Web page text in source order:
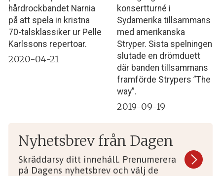
hårdrockbandet Narnia
på att spela in kristna
70-talsklassiker ur Pelle
Karlssons repertoar.
2020-04-21
konsertturné i
Sydamerika tillsammans
med amerikanska
Stryper. Sista spelningen
slutade en drömduett
där banden tillsammans
framförde Strypers ”The
way”.
2019-09-19
Nyhetsbrev från Dagen
Skräddarsy ditt innehåll. Prenumerera
på Dagens nyhetsbrev och välj de